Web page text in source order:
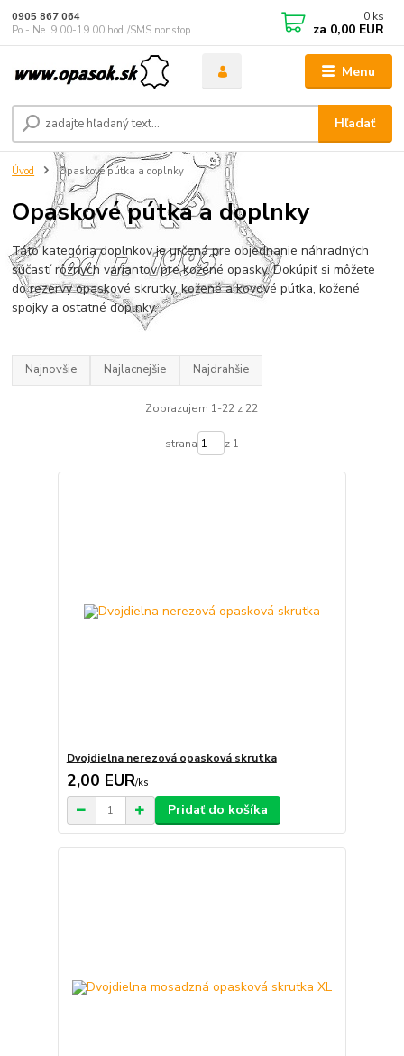
Menu
Hľadať
0905 867 064
Po.- Ne. 9.00-19.00 hod./SMS nonstop
0 ks
za 0,00 EUR
Úvod Opaskové pútka a doplnky
Opaskové pútka a doplnky
Táto kategória doplnkov je určená pre objednanie náhradných
súčastí rôznych variantov pre kožené opasky. Dokúpiť si môžete
do rezervy opaskové skrutky, kožené a kovové pútka, kožené
spojky a ostatné doplnky.
Najnovšie Najlacnejšie Najdrahšie
Zobrazujem 1-22 z 22
strana z 1
Dvojdielna nerezová opasková skrutka
2,00 EUR/ks
Pridať do košíka